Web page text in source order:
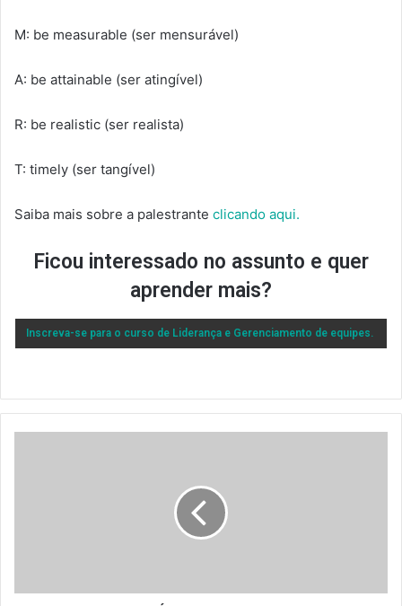
M: be measurable (ser mensurável)
A: be attainable (ser atingível)
R: be realistic (ser realista)
T: timely (ser tangível)
Saiba mais sobre a palestrante clicando aqui.
Ficou interessado no assunto e quer
aprender mais?
Inscreva-se para o curso de Liderança e Gerenciamento de equipes.